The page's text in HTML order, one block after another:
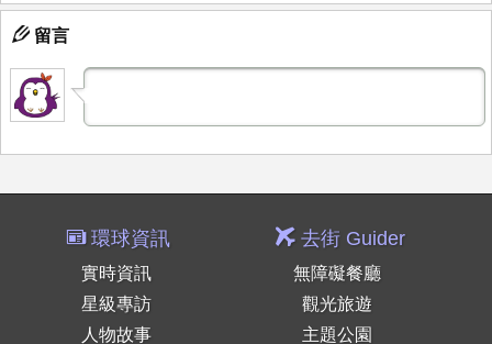
留言
環球資訊
實時資訊
星級專訪
人物故事
去街 Guider
無障礙餐廳
觀光旅遊
主題公園